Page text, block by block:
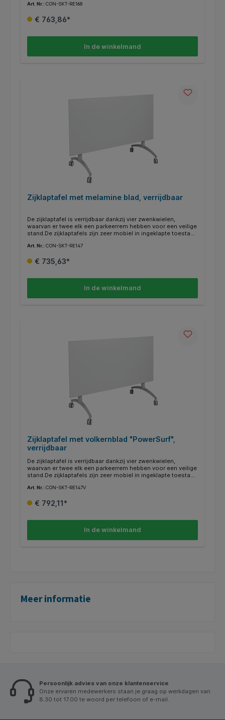
praktische kliksluiting. Voor een optimaal gebruik van de
ruimte te besparen. Het chassis is gepoedercoat in RAL
Het is bijzonder gemakkelijk schoon te maken en kan met
een vochtige doek worden afgeveegd.
Art. Nr.: CON-SKT-RE168
€ 763,86*
In de winkelmand
Zijklaptafel met melamine blad, verrijdbaar
De zijklaptafel is verrijdbaar dankzij vier zwenkwielen,
waarvan er twee elk een parkeerrem hebben voor een veilige
stand.De zijklaptafels zijn zeer mobiel in ingeklapte toestand
kliksluiting. Voor een optimaal gebruik van de ruimte kunnen
besparen. Het chassis is gepoedercoat in RAL 9006 wit
Het is bijzonder gemakkelijk schoon te maken en kan met
een vochtige doek worden afgeveegd.
Art. Nr.: CON-SKT-RE147
€ 735,63*
In de winkelmand
Zijklaptafel met volkernblad "PowerSurf",
verrijdbaar
De zijklaptafel is verrijdbaar dankzij vier zwenkwielen,
waarvan er twee elk een parkeerrem hebben voor een veilige
stand.De zijklaptafels zijn zeer mobiel in ingeklapte toestand
kliksluiting. Voor een optimaal gebruik van de ruimte kunnen
besparen. Het chassis is gepoedercoat in RAL 9006 wit
bijzonder gemakkelijk schoon te maken en kan met een
vochtige doek worden afgeveegd. Vlamvertragend in B1
Art. Nr.: CON-SKT-RE147V
€ 792,11*
In de winkelmand
Meer informatie
Persoonlijk advies van onze klantenservice
Onze ervaren medewerkers staan je graag op werkdagen van
8.30 tot 17.00 te woord per telefoon of e-mail.